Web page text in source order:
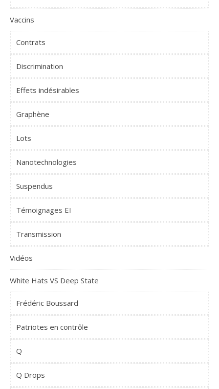
Vaccins
Contrats
Discrimination
Effets indésirables
Graphène
Lots
Nanotechnologies
Suspendus
Témoignages EI
Transmission
Vidéos
White Hats VS Deep State
Frédéric Boussard
Patriotes en contrôle
Q
Q Drops